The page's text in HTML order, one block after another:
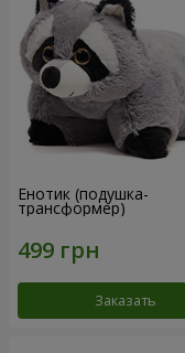
Енотик (подушка-
трансформер)
Заказать